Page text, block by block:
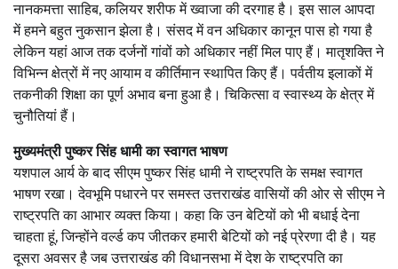
नानकमत्ता साहिब, कलियर शरीफ में ख्वाजा की दरगाह है। इस साल आपदा
में हमने बहुत नुकसान झेला है। संसद में वन अधिकार कानून पास हो गया है
लेकिन यहां आज तक दर्जनों गांवों को अधिकार नहीं मिल पाए हैं। मातृशक्ति ने
विभिन्न क्षेत्रों में नए आयाम व कीर्तिमान स्थापित किए हैं। पर्वतीय इलाकों में
तकनीकी शिक्षा का पूर्ण अभाव बना हुआ है। चिकित्सा व स्वास्थ्य के क्षेत्र में
चुनौतियां हैं।
मुख्यमंत्री पुष्कर सिंह धामी का स्वागत भाषण
यशपाल आर्य के बाद सीएम पुष्कर सिंह धामी ने राष्ट्रपति के समक्ष स्वागत
भाषण रखा। देवभूमि पधारने पर समस्त उत्तराखंड वासियों की ओर से सीएम ने
राष्ट्रपति का आभार व्यक्त किया। कहा कि उन बेटियों को भी बधाई देना
चाहता हूं, जिन्होंने वर्ल्ड कप जीतकर हमारी बेटियों को नई प्रेरणा दी है। यह
दूसरा अवसर है जब उत्तराखंड की विधानसभा में देश के राष्ट्रपति का